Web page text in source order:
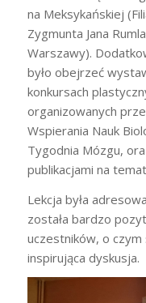
na Meksykańskiej
Zygmunta Jana
Warszawy).
było obejrzeć
konkursach
organizowanych
Wspierania Nauk
Tygodnia Mózgu,
publikacjami na
Lekcja była
została bardzo
uczestników, o czym
inspirująca dyskusja.